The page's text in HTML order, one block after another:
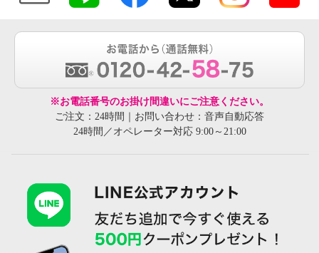
※お電話番号のお掛け間違いにご注意ください。
ご注文：24時間｜お問い合わせ：音声自動応答
24時間／オペレーター対応 9:00～21:00